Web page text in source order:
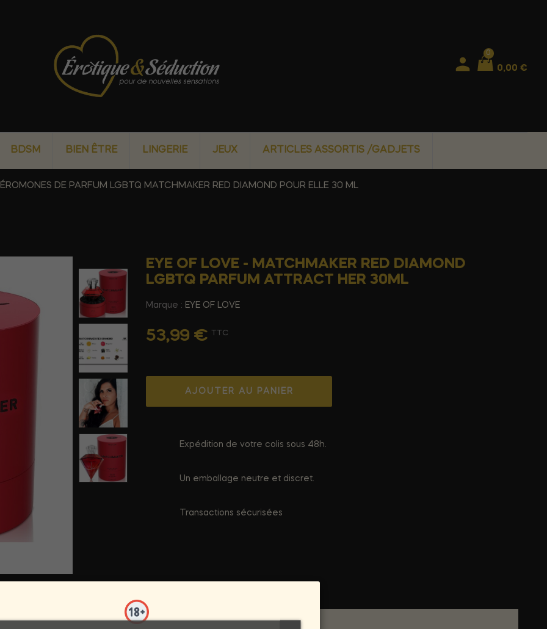
0
0,00 €
BDSM BIEN ÊTRE LINGERIE JEUX ARTICLES ASSORTIS /GADJETS
DE PARFUM LGBTQ MATCHMAKER RED DIAMOND POUR ELLE 30 ML
EYE OF LOVE - MATCHMAKER RED DIAMOND
LGBTQ PARFUM ATTRACT HER 30ML
Marque : EYE OF LOVE
53,99 € TTC
AJOUTER AU PANIER
Expédition de votre colis sous 48h.
Un emballage neutre et discret.
Transactions sécurisées